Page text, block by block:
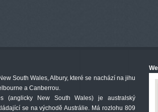
South Wales, Albury, které se nachází na jihu
a Canberrou.
(anglicky New South Wales) je australský
se na východě Austrálie. Má rozlohu 809